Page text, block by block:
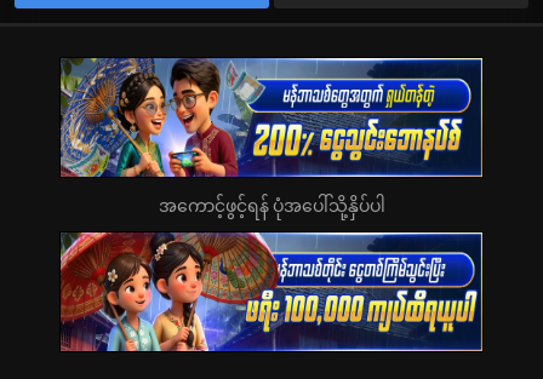
အကောင့်ဖွင့်ရန် ပုံအပေါ်သို့နှိပ်ပါ